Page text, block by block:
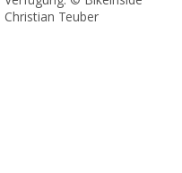
Christian Teuber